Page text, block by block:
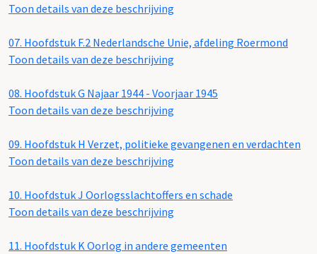
Toon details van deze beschrijving
07. Hoofdstuk F.2 Nederlandsche Unie, afdeling Roermond
Toon details van deze beschrijving
08. Hoofdstuk G Najaar 1944 - Voorjaar 1945
Toon details van deze beschrijving
09. Hoofdstuk H Verzet, politieke gevangenen en verdachten
Toon details van deze beschrijving
10. Hoofdstuk J Oorlogsslachtoffers en schade
Toon details van deze beschrijving
11. Hoofdstuk K Oorlog in andere gemeenten